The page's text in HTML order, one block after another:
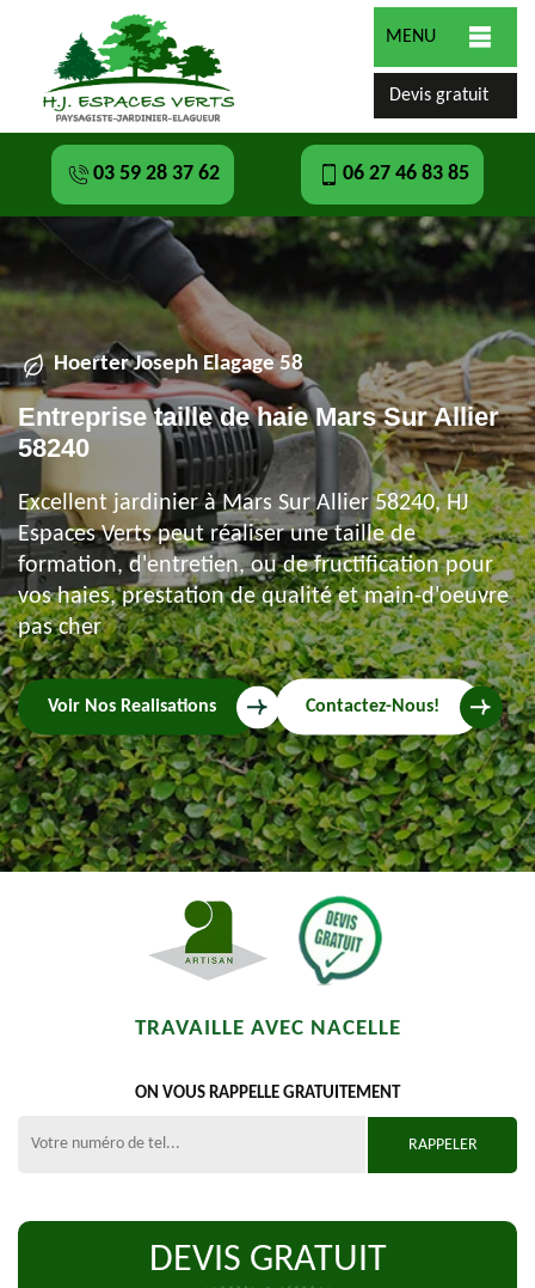
MENU
Devis gratuit
03 59 28 37 62 06 27 46 83 85
Hoerter Joseph Elagage 58
Entreprise taille de haie Mars Sur Allier
58240
Excellent jardinier à Mars Sur Allier 58240, HJ
Espaces Verts peut réaliser une taille de
formation, d'entretien, ou de fructification pour
vos haies, prestation de qualité et main-d'oeuvre
pas cher
Voir Nos Realisations Contactez-Nous!
TRAVAILLE AVEC NACELLE
ON VOUS RAPPELLE GRATUITEMENT
DEVIS GRATUIT